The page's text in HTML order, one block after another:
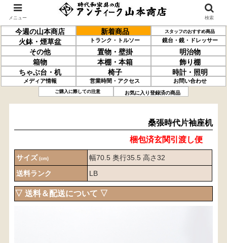
今週の山本商店 新着商品 スタッフのおすすめ商品
火鉢・煙草盆 トランク・トルソー 鏡台・鏡・ドレッサー
その他 置物・壁掛
明治物
箱物
本棚・本箱
飾り棚
ちゃぶ台・机
椅子 時計・照明
メディア情報 営業時間・アクセス お問い合わせ
ご購入に際しての注意 お気に入り登録済の商品
時代片袖座机
桑張時代片袖座机
梱包済玄関引渡し便
サイズ (cm)
幅70.5 奥行35.5 高さ32
送料ランク
LB
▽ 送料＆配送について ▽
メニュー 検索